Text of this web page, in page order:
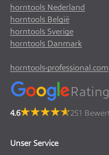
horntools Nederland
horntools België
horntools Sverige
horntools Danmark
horntools-professional.com
Rating
4.6 251
Unser Service